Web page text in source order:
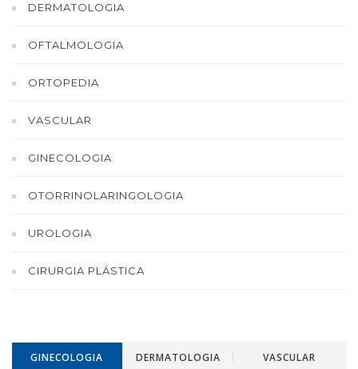
DERMATOLOGIA
OFTALMOLOGIA
ORTOPEDIA
VASCULAR
GINECOLOGIA
OTORRINOLARINGOLOGIA
UROLOGIA
CIRURGIA PLÁSTICA
GINECOLOGIA DERMATOLOGIA VASCULAR